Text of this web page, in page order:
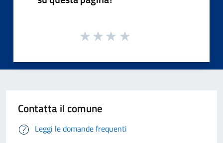
Contatta il comune
Leggi le domande frequenti